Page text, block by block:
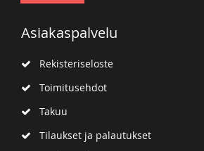
Asiakaspalvelu
Rekisteriseloste
Toimitusehdot
Takuu
Tilaukset ja palautukset